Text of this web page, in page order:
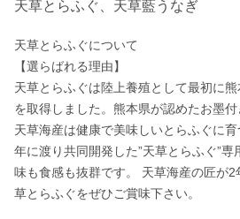
天草とらふぐ、天草藍うなぎ
天草とらふぐについて
【選らばれる理由】
天草とらふぐは陸上養殖として最初に
を取得しました。熊本県が認めたお墨付
天草海産は健康で美味しいとらふぐに
年に渡り共同開発した”天草とらふぐ”
味も食感も抜群です。 天草海産の匠が
草とらふぐをぜひご賞味下さい。